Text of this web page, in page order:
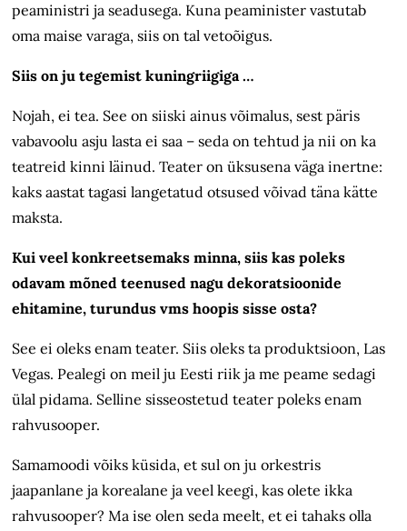
peaministri ja seadusega. Kuna peaminister vastutab
oma maise varaga, siis on tal vetoõigus.
Siis on ju tegemist kuningriigiga …
Nojah, ei tea. See on siiski ainus võimalus, sest päris
vabavoolu asju lasta ei saa – seda on tehtud ja nii on ka
teatreid kinni läinud. Teater on üksusena väga inertne:
kaks aastat tagasi langetatud otsused võivad täna kätte
maksta.
Kui veel konkreetsemaks minna, siis kas poleks
odavam mõned teenused nagu dekoratsioonide
ehitamine, turundus vms hoopis sisse osta?
See ei oleks enam teater. Siis oleks ta produktsioon, Las
Vegas. Pealegi on meil ju Eesti riik ja me peame sedagi
ülal pidama. Selline sisseostetud teater poleks enam
rahvusooper.
Samamoodi võiks küsida, et sul on ju orkestris
jaapanlane ja korealane ja veel keegi, kas olete ikka
rahvusooper? Ma ise olen seda meelt, et ei tahaks olla